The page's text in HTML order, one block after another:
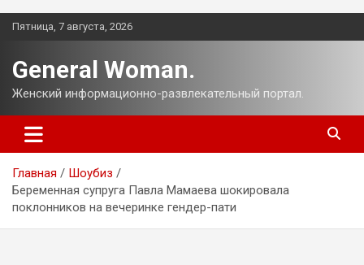
Перейти
Пятница, 7 августа, 2026
General Woman.
Женский информационно-развлекательный портал.
Главная
Шоубиз
Беременная супруга Павла Мамаева шокировала
поклонников на вечеринке гендер-пати